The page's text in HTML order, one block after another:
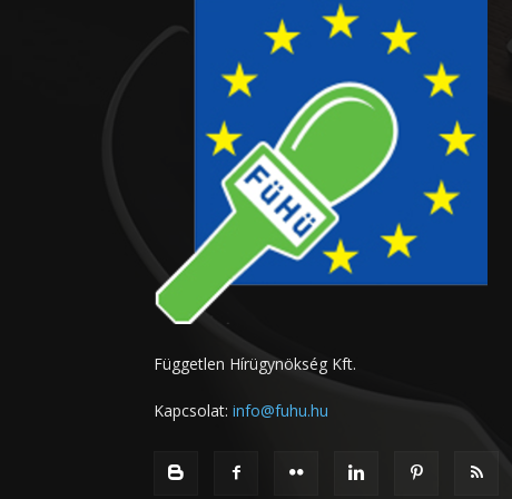
Független Hírügynökség Kft.
Kapcsolat: info@fuhu.hu